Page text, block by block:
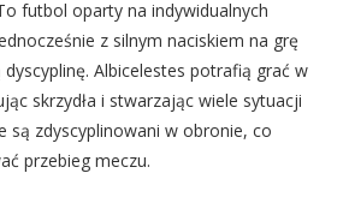
futbol oparty na indywidualnych
z silnym naciskiem na grę
Albicelestes potrafią grać w
skrzydła i stwarzając wiele sytuacji
są zdyscyplinowani w obronie, co
przebieg meczu.